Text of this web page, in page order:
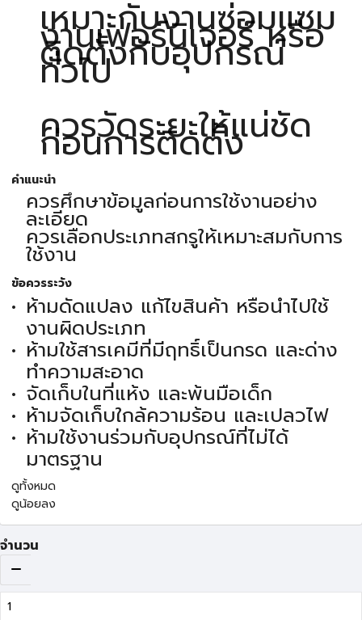
เหมาะกับงานซ่อมแซม
งานเฟอร์นิเจอร์ หรือ
ติดตั้งกับอุปกรณ์
ทั่วไป
ควรวัดระยะให้แน่ชัด
ก่อนการติดตั้ง
คำแนะนำ
ควรศึกษาข้อมูลก่อนการใช้งานอย่าง
ละเอียด
ควรเลือกประเภทสกรูให้เหมาะสมกับการ
ใช้งาน
ข้อควรระวัง
ห้ามดัดแปลง แก้ไขสินค้า หรือนำไปใช้
งานผิดประเภท
ห้ามใช้สารเคมีที่มีฤทธิ์เป็นกรด และด่าง
ทำความสะอาด
จัดเก็บในที่แห้ง และพ้นมือเด็ก
ห้ามจัดเก็บใกล้ความร้อน และเปลวไฟ
ห้ามใช้งานร่วมกับอุปกรณ์ที่ไม่ได้
มาตรฐาน
ดูทั้งหมด
ดูน้อยลง
จำนวน